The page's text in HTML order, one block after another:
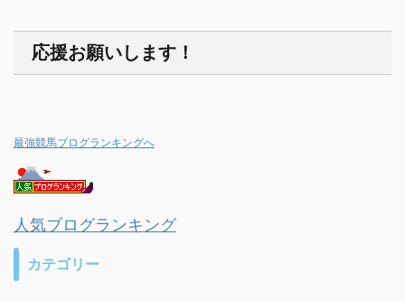
応援お願いします！
最強競馬ブログランキングへ
人気ブログランキング
カテゴリー